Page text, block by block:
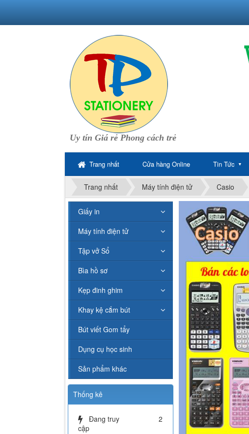
Uy tín Giá rẻ Phong cách trẻ
Trang nhất Cửa hàng Online Tin Tức ▼
Trang nhất Máy tính điện tử Casio
Giấy in
Máy tính điện tử
Tập vở Sổ
Bìa hồ sơ
Kẹp đinh ghim
Khay kệ cắm bút
Bút viết Gom tẩy
Dụng cụ học sinh
Sản phẩm khác
Thống kê
Đang truy
cập
2